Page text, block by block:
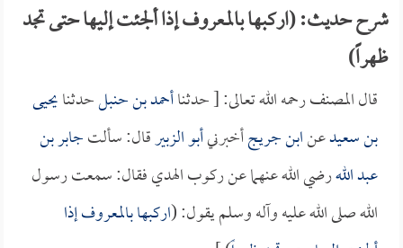
شرح حديث: (اركبها بالمعروف إذا ألجئت إليها حتى تجد
ظهراً)
قال المصنف رحمه الله تعالى: [ حدثناأحمد بن حنبلحدثنايحيى
بن سعيدعنابن جريجأخبرنيأبو الزبيرقال: سألتجابر بن
عبد اللهرضي الله عنهما عن ركوب الهدي فقال: سمعت رسول
الله صلى الله عليه وآله وسلم يقول: (اركبها بالمعروف إذا